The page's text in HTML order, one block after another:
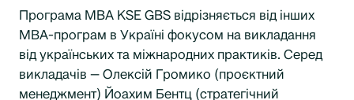
Програма MBA KSE GBS відрізняється від інших
MBA-програм в Україні фокусом на викладання
від українських та міжнародних практиків. Серед
викладачів — Олексій Громико (проєктний
менеджмент) Йоахим Бентц (стратегічний